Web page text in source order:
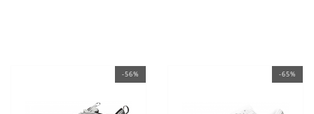
-56% -65%